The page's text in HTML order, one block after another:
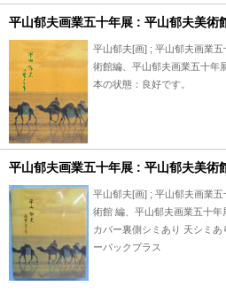
平山郁夫画業五十年展 : 平山郁夫美術
平山郁夫[画] ; 平山郁夫画業
術館編、平山郁夫画業五十年
本の状態：良好です。
平山郁夫画業五十年展 : 平山郁夫美術
平山郁夫[画] ; 平山郁夫画業
術館 編、平山郁夫画業五十年
カバー裏側シミあり 天シミ
ーパックプラス